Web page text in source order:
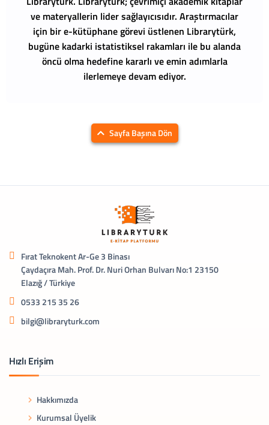
ve materyallerin lider sağlayıcısıdır. Araştırmacılar
için bir e-kütüphane görevi üstlenen Librarytürk,
bugüne kadarki istatistiksel rakamları ile bu alanda
öncü olma hedefine kararlı ve emin adımlarla
ilerlemeye devam ediyor.
Sayfa Başına Dön
Fırat Teknokent Ar-Ge 3 Binası
Çaydaçıra Mah. Prof. Dr. Nuri Orhan Bulvarı No:1 23150
Elazığ / Türkiye
0533 215 35 26
bilgi@libraryturk.com
Hızlı Erişim
Hakkımızda
Kurumsal Üyelik